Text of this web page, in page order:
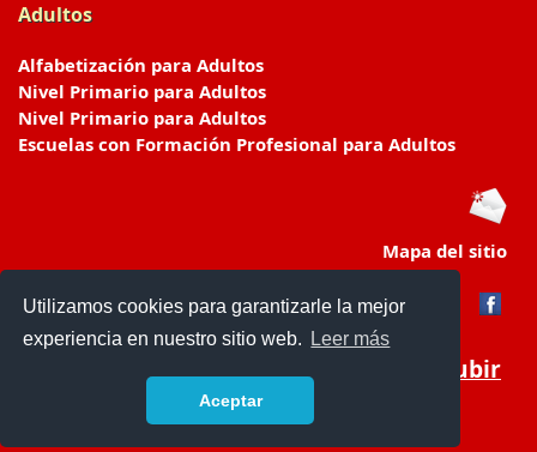
Utilizamos cookies para garantizarle la mejor
experiencia en nuestro sitio web.
Leer más
Aceptar
Adultos
Alfabetización para Adultos
Nivel Primario para Adultos
Nivel Primario para Adultos
Escuelas con Formación Profesional para Adultos
Mapa del sitio
Subir